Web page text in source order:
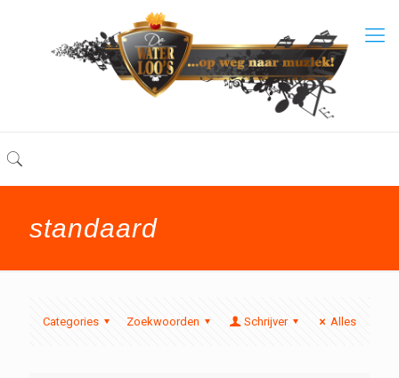
standaard
Categories Zoekwoorden Schrijver Alles